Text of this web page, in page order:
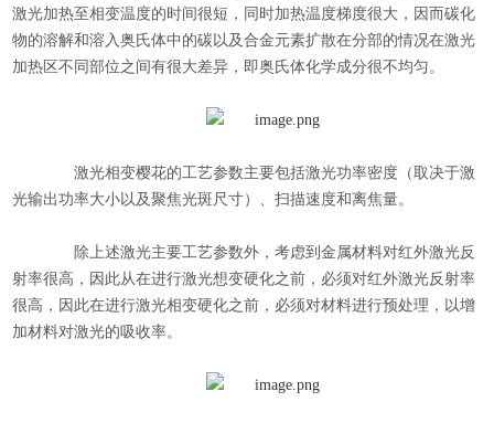
激光加热至相变温度的时间很短，同时加热温度梯度很大，因而碳化
物的溶解和溶入奥氏体中的碳以及合金元素扩散在分部的情况在激光
加热区不同部位之间有很大差异，即奥氏体化学成分很不均匀。
激光相变樱花的工艺参数主要包括激光功率密度（取决于激
光输出功率大小以及聚焦光斑尺寸）、扫描速度和离焦量。
除上述激光主要工艺参数外，考虑到金属材料对红外激光反
射率很高，因此从在进行激光想变硬化之前，必须对红外激光反射率
很高，因此在进行激光相变硬化之前，必须对材料进行预处理，以增
加材料对激光的吸收率。